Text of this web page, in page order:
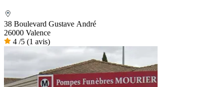
38 Boulevard Gustave André
26000 Valence
4 /5 (1 avis)